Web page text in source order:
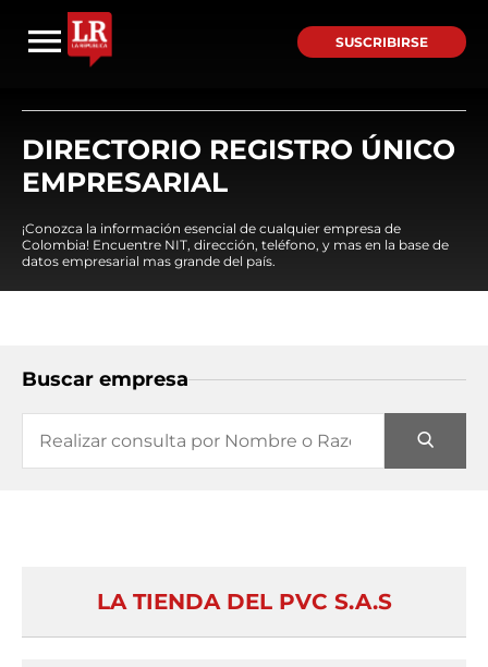
SUSCRIBIRSE
DIRECTORIO REGISTRO ÚNICO
EMPRESARIAL
¡Conozca la información esencial de cualquier empresa de
Colombia! Encuentre NIT, dirección, teléfono, y mas en la base de
datos empresarial mas grande del país.
Buscar empresa
LA TIENDA DEL PVC S.A.S